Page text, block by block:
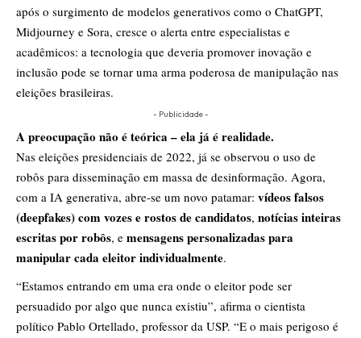
após o surgimento de modelos generativos como o ChatGPT,
Midjourney e Sora, cresce o alerta entre especialistas e
acadêmicos: a tecnologia que deveria promover inovação e
inclusão pode se tornar uma arma poderosa de manipulação nas
eleições brasileiras.
- Publicidade -
A preocupação não é teórica – ela já é realidade.
Nas eleições presidenciais de 2022, já se observou o uso de
robôs para disseminação em massa de desinformação. Agora,
com a IA generativa, abre-se um novo patamar: vídeos falsos
(deepfakes) com vozes e rostos de candidatos, notícias inteiras
escritas por robôs, e mensagens personalizadas para
manipular cada eleitor individualmente.
“Estamos entrando em uma era onde o eleitor pode ser
persuadido por algo que nunca existiu”, afirma o cientista
político Pablo Ortellado, professor da USP. “E o mais perigoso é